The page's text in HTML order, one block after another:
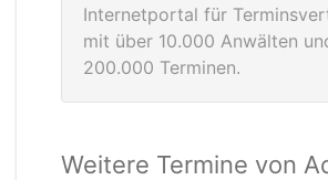
Internetportal für
mit über 10.000 Anwälten
200.000 Terminen.
Weitere Termine von